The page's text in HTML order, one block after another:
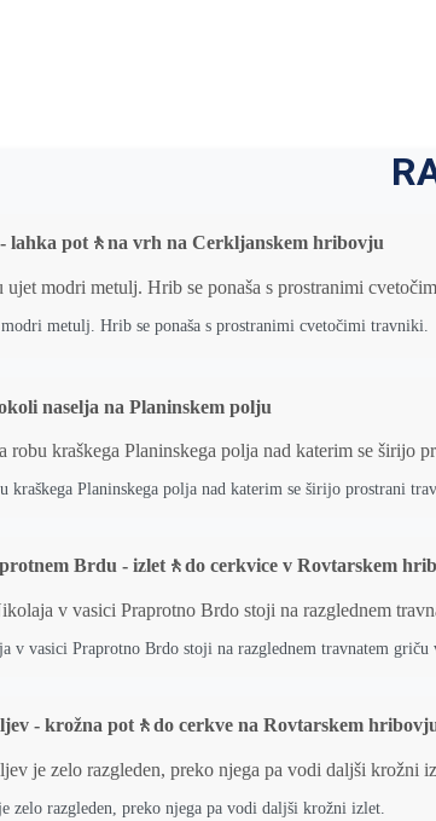
lahka pot🚶na vrh na Cerkljanskem hribovju
metulj. Hrib se ponaša s prostranimi cvetočimi travniki.
naselja na Planinskem polju
kraškega Planinskega polja nad katerim se širijo prostrani
Brdu - izlet🚶do cerkvice v Rovtarskem
v vasici Praprotno Brdo stoji na razglednem travnatem griču
- krožna pot🚶do cerkve na Rovtarskem
zelo razgleden, preko njega pa vodi daljši krožni izlet.